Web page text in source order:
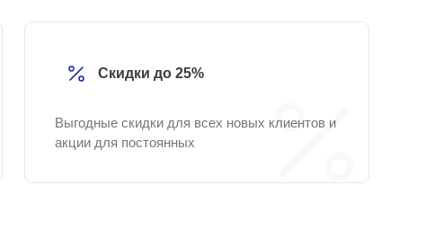
Скидки до 25%
Выгодные скидки для всех новых клиентов и
акции для постоянных